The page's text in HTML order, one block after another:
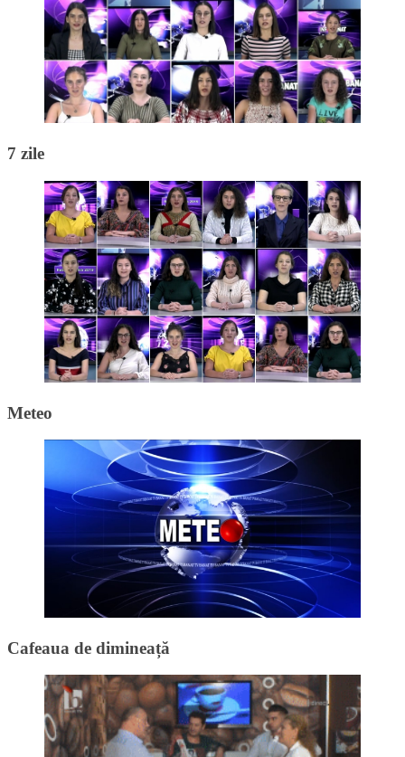
7 zile
Meteo
Cafeaua de dimineață